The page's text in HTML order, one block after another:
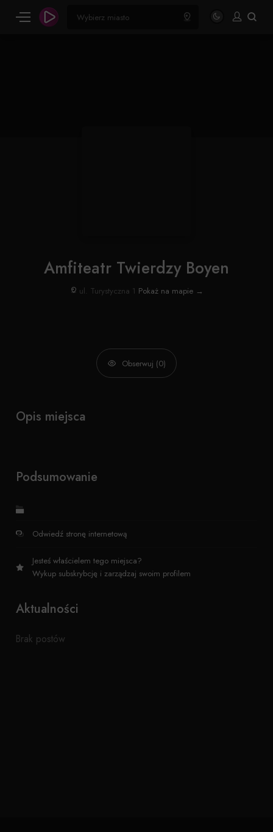
Amfiteatr Twierdzy Boyen
ul. Turystyczna 1 Pokaż na mapie →
Obserwuj (0)
Opis miejsca
Podsumowanie
Odwiedź stronę internetową
Jesteś właścielem tego miejsca?
Wykup subskrybcję i zarządzaj swoim profilem
Aktualności
Brak postów